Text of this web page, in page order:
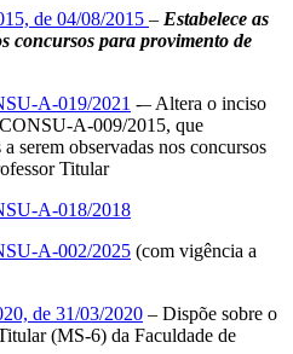
de 04/08/2015 – Estabelece as
concursos para provimento de
A-019/2021 -– Altera o inciso
A-009/2015, que
serem observadas nos concursos
Titular
A-018/2018
A-002/2025 (com vigência a
de 31/03/2020 – Dispõe sobre o
(MS-6) da Faculdade de